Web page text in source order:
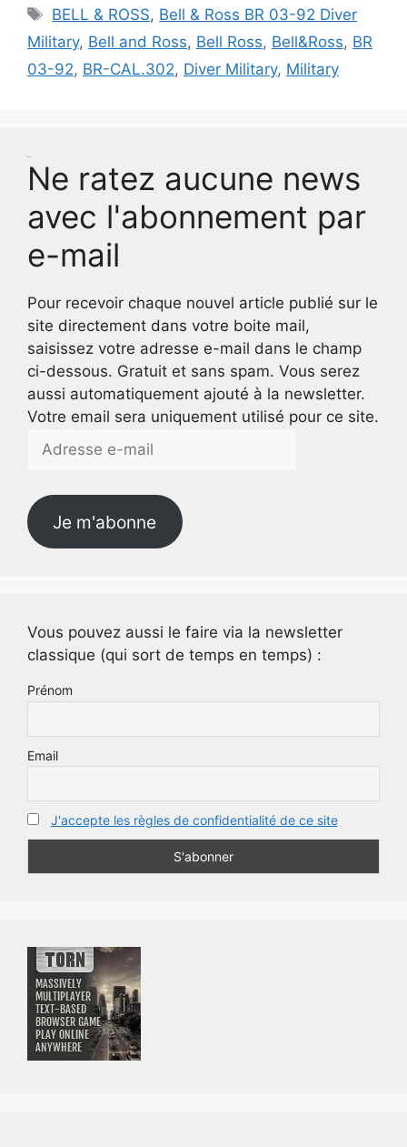
Étiquettes
BELL & ROSS, Bell & Ross BR 03-92 Diver
Military, Bell and Ross, Bell Ross, Bell&Ross, BR
03-92, BR-CAL.302, Diver Military, Military
Ne ratez aucune news
avec l'abonnement par
e-mail
Pour recevoir chaque nouvel article publié sur le
site directement dans votre boite mail,
saisissez votre adresse e-mail dans le champ
ci-dessous. Gratuit et sans spam. Vous serez
aussi automatiquement ajouté à la newsletter.
Votre email sera uniquement utilisé pour ce site.
Adresse
Je m'abonne
Vous pouvez aussi le faire via la newsletter
classique (qui sort de temps en temps) :
Prénom
Email
J'accepte les règles de confidentialité de ce site